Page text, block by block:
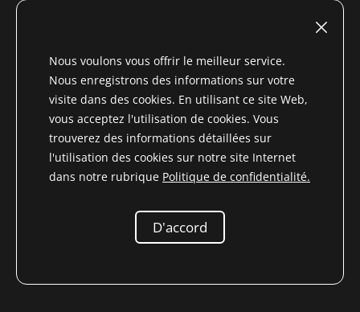
Informations sur la protection des données
Content
2026 Niemöller
* Tous les prix incluent la TVA pour le Pays non membre de
et les frais de livraison contre
remboursement, sauf indication contraire
Nous voulons vous offrir le meilleur service.
Nous enregistrons des informations sur votre
visite dans des cookies. En utilisant ce site Web,
vous acceptez l'utilisation de cookies. Vous
trouverez des informations détaillées sur
l'utilisation des cookies sur notre site Internet
dans notre rubrique Politique de confidentialité.
D'accord